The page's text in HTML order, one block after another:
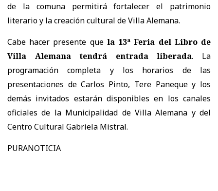
de la comuna permitirá fortalecer el patrimonio
literario y la creación cultural de Villa Alemana.
Cabe hacer presente que la 13ª Feria del Libro de
Villa Alemana tendrá entrada liberada. La
programación completa y los horarios de las
presentaciones de Carlos Pinto, Tere Paneque y los
demás invitados estarán disponibles en los canales
oficiales de la Municipalidad de Villa Alemana y del
Centro Cultural Gabriela Mistral.
PURANOTICIA